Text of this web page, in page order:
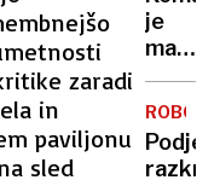
zaradi
in
paviljonu
sled
doma?
za
pred
je
manj
kot
– in
to ni
ROBOTI